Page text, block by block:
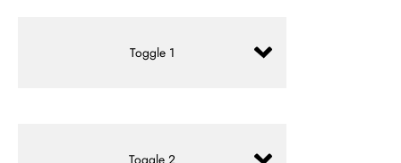
Toggle 1
Toggle 2